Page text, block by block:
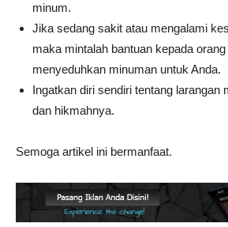
minum.
Jika sedang sakit atau mengalami
maka mintalah bantuan kepada
menyeduhkan minuman untuk Anda.
Ingatkan diri sendiri tentang larangan
dan hikmahnya.
Semoga artikel ini bermanfaat.